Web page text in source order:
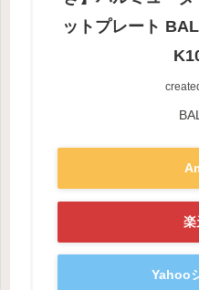
ットプレート
楽
Yahoo